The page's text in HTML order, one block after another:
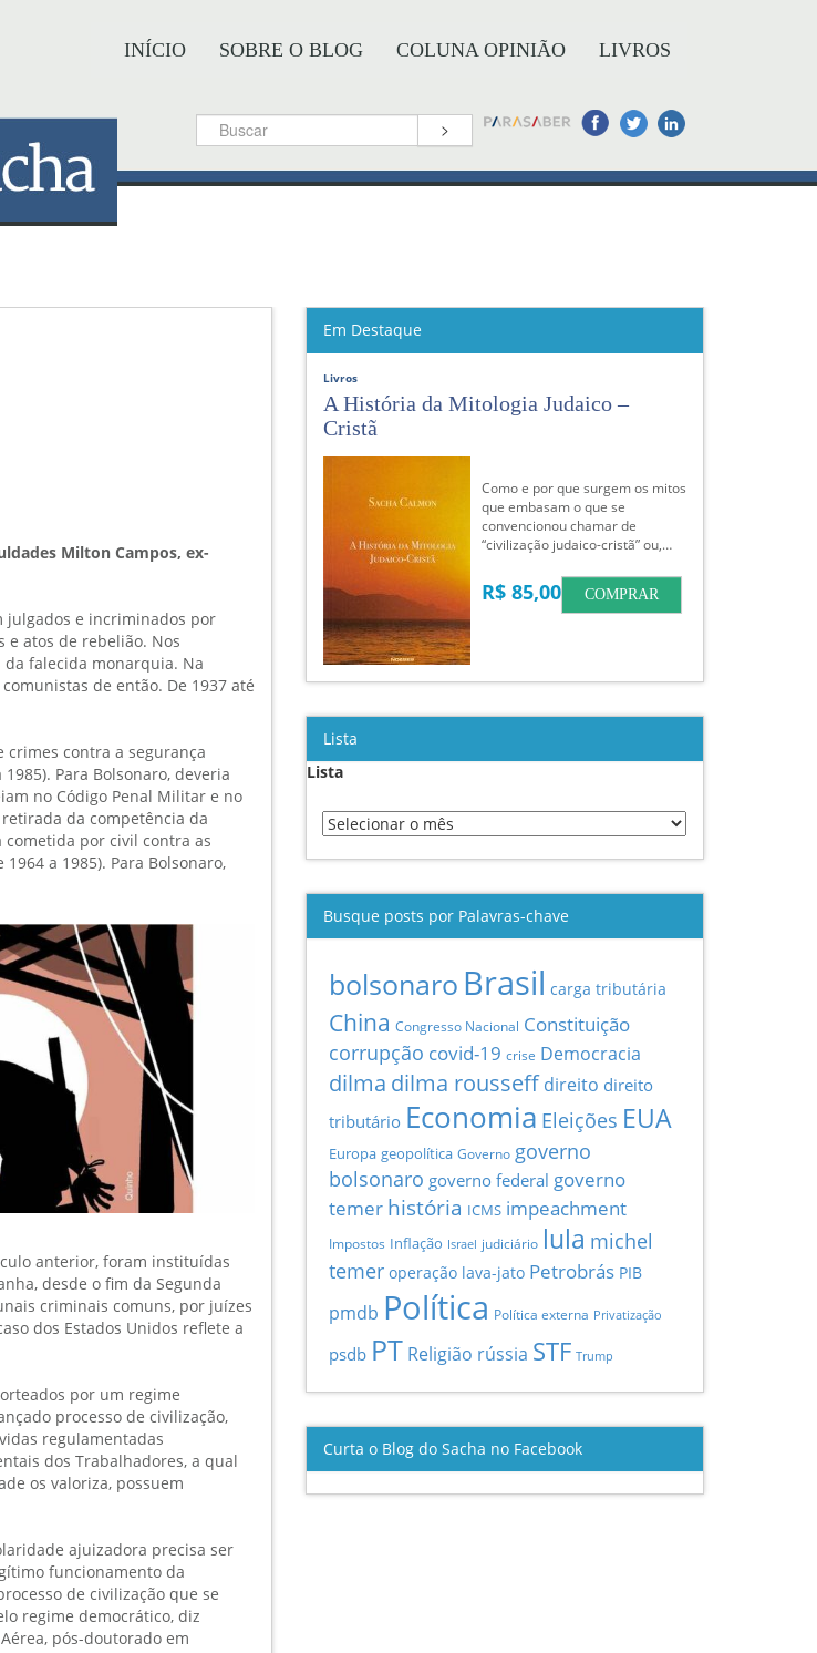
INÍCIO SOBRE O BLOG COLUNA OPINIÃO LIVROS
>
Milton Campos, ex-
julgados e incriminados por
e atos de rebelião. Nos
falecida monarquia. Na
de então. De 1937 até
contra a segurança
Para Bolsonaro, deveria
no Código Penal Militar e no
da competência da
por civil contra as
a 1985). Para Bolsonaro,
anterior, foram instituídas
desde o fim da Segunda
criminais comuns, por juízes
dos Estados Unidos reflete a
por um regime
processo de civilização,
regulamentadas
dos Trabalhadores, a qual
os valoriza, possuem
ajuizadora precisa ser
funcionamento da
de civilização que se
regime democrático, diz
pós-doutorado em
Em Destaque
Livros
A História da Mitologia Judaico –
Cristã
Como e por que surgem os mitos
que embasam o que se
convencionou chamar de
“civilização judaico-cristã” ou,…
R$ 85,00 COMPRAR
Lista
Lista
Busque posts por Palavras-chave
bolsonaro Brasil carga tributária
China Congresso Nacional Constituição
corrupção covid-19 crise Democracia
dilma dilma rousseff direito direito
tributário Economia Eleições EUA
Europa geopolítica Governo governo
bolsonaro governo federal governo
temer história ICMS impeachment
Impostos Inflação Israel judiciário lula michel
temer operação lava-jato Petrobrás PIB
pmdb Política Política externa Privatização
psdb PT Religião rússia STF Trump
Curta o Blog do Sacha no Facebook